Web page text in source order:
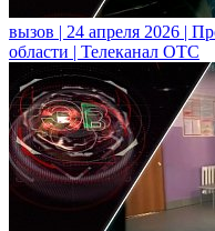
вызов | 24 апреля 2026 |
области | Телеканал ОТС